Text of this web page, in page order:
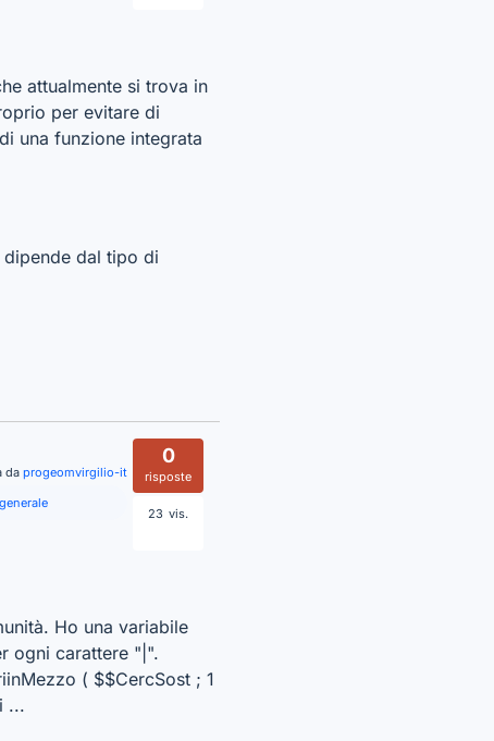
attualmente si trova in
per evitare di
una funzione integrata
dal tipo di
0
risposte
23 vis.
da progeomvirgilio-it
Ho una variabile
ogni carattere "|".
( $$CercSost ; 1
...